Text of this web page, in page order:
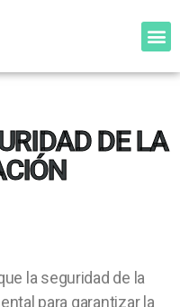
DE LA
la seguridad de la
para garantizar la